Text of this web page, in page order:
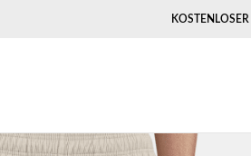
KOSTENLOSER